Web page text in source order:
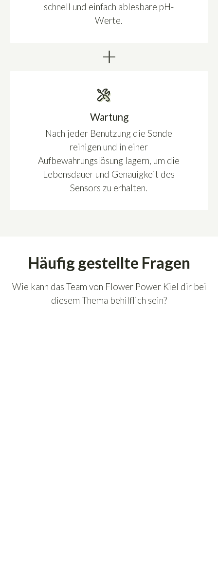
schnell und einfach ablesbare pH-
Werte.
+
Wartung
Nach jeder Benutzung die Sonde
reinigen und in einer
Aufbewahrungslösung lagern, um die
Lebensdauer und Genauigkeit des
Sensors zu erhalten.
Häufig gestellte Fragen
Wie kann das Team von Flower Power Kiel dir bei
diesem Thema behilflich sein?